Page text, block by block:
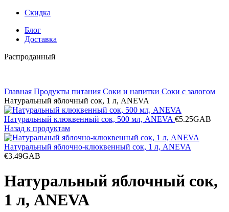
Скидка
Блог
Доставка
Распроданный
Главная Продукты питания Соки и напитки Соки с залогом
Натуральный яблочный сок, 1 л, ANEVA
Натуральный клюквенный сок, 500 мл, ANEVA €5.25GAB
Назад к продуктам
Натуральный яблочно-клюквенный сок, 1 л, ANEVA
€3.49GAB
Натуральный яблочный сок,
1 л, ANEVA